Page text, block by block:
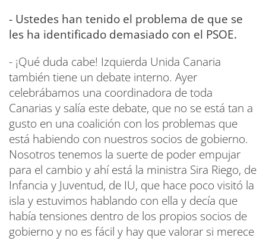
- Ustedes han tenido el problema de que se
les ha identificado demasiado con el PSOE.
- ¡Qué duda cabe! Izquierda Unida Canaria
también tiene un debate interno. Ayer
celebrábamos una coordinadora de toda
Canarias y salía este debate, que no se está tan a
gusto en una coalición con los problemas que
está habiendo con nuestros socios de gobierno.
Nosotros tenemos la suerte de poder empujar
para el cambio y ahí está la ministra Sira Riego, de
Infancia y Juventud, de IU, que hace poco visitó la
isla y estuvimos hablando con ella y decía que
había tensiones dentro de los propios socios de
gobierno y no es fácil y hay que valorar si merece